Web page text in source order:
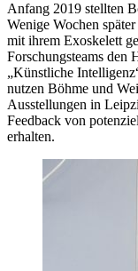
Anfang 2019 stellten
Wenige Wochen
mit ihrem Exoskelett
Forschungsteams den
„Künstliche
nutzen Böhme und
Ausstellungen in
Feedback von
erhalten.